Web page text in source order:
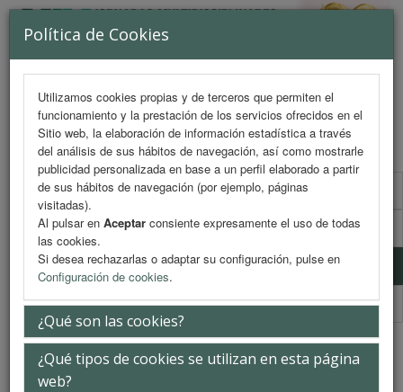
Política de Cookies
Utilizamos cookies propias y de terceros que permiten el
funcionamiento y la prestación de los servicios ofrecidos en el
Sitio web, la elaboración de información estadística a través
del análisis de sus hábitos de navegación, así como mostrarle
publicidad personalizada en base a un perfil elaborado a partir
de sus hábitos de navegación (por ejemplo, páginas
visitadas).
Al pulsar en Aceptar consiente expresamente el uso de todas
las cookies.
Si desea rechazarlas o adaptar su configuración, pulse en
Configuración de cookies.
¿Qué son las cookies?
¿Qué tipos de cookies se utilizan en esta página
web?
MENU
Formulario de contacto
Patrocinadores
Colaboradores
Validación FENIN
Colaboradores